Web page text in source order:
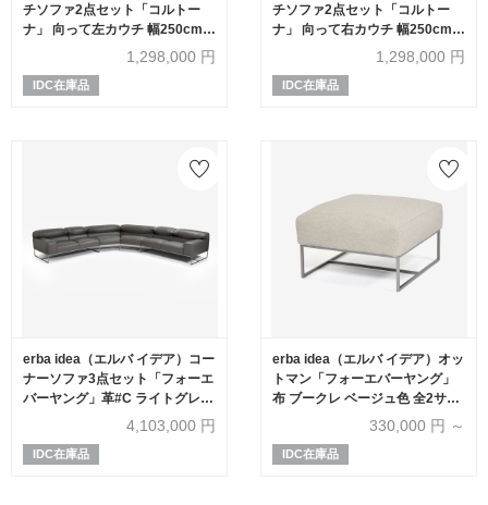
チソファ2点セット「コルトー
ナ」 向って左カウチ 幅250cm
布ライトグレー色 FAVOLA600
1,298,000 円
IDC在庫品
チソファ2点セット「コルトー
ナ」 向って右カウチ 幅250cm
布ライトグレー色 FAVOLA600
1,298,000 円
IDC在庫品
erba idea（エルバ イデア）コー
ナーソファ3点セット「フォーエ
バーヤング」革#C ライトグレー
4,103,000 円
IDC在庫品
erba idea（エルバ イデア）オッ
トマン「フォーエバーヤング」
布 ブークレ ベージュ色 全2サイ
330,000 円 ～
IDC在庫品